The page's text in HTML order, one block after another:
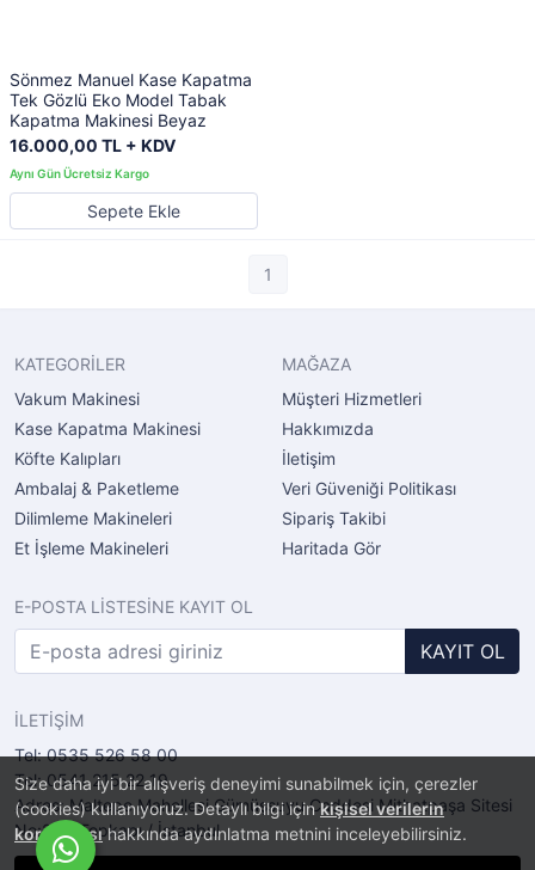
Size daha iyi bir alışveriş deneyimi sunabilmek için, çerezler
(cookies) kullanıyoruz. Detaylı bilgi içinkişisel verilerin
korunmasıhakkında aydınlatma metnini inceleyebilirsiniz.
Sönmez Manuel Kase Kapatma
Tek Gözlü Eko Model Tabak
Kapatma Makinesi Beyaz
16.000,00 TL + KDV
Sepete Ekle
1
KATEGORİLER
Vakum Makinesi
Kase Kapatma Makinesi
Köfte Kalıpları
Ambalaj & Paketleme
Dilimleme Makineleri
Et İşleme Makineleri
MAĞAZA
Müşteri Hizmetleri
Hakkımızda
İletişim
Veri Güveniği Politikası
Sipariş Takibi
Haritada Gör
E-POSTA LİSTESİNE KAYIT OL
KAYIT OL
İLETİŞİM
Tel: 0535 526 58 00
Tel: 0541 215 22 19
Adres: Maltepe Mahellesi Gümüşsuyu Caddesi Mithatpaşa Sitesi
No:2/11 Topkapı / İstanbul